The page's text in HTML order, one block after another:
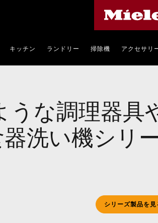
キッチン ランドリー 掃除機 アクセサリ
うな調理器具
洗い機シリ
シリーズ製品を見